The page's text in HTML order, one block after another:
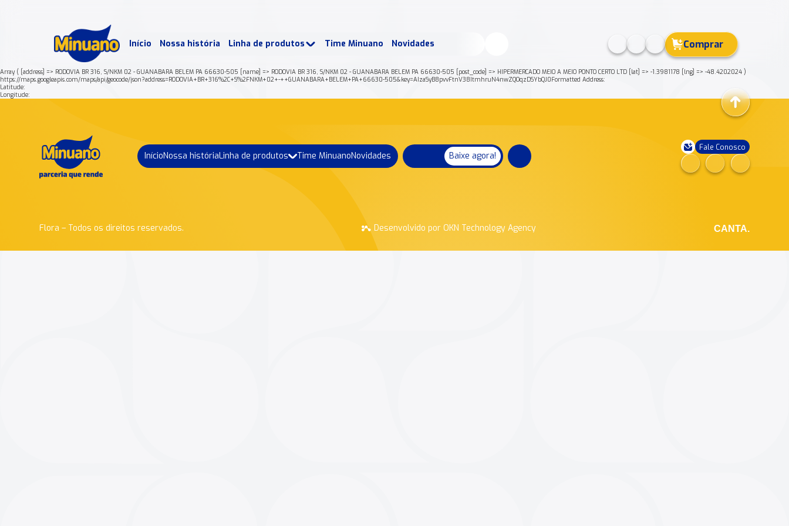
Início Nossa história Linha de produtos Time Minuano Novidades Comprar
Array ( [address] => RODOVIA BR 316, S/NKM 02 - GUANABARA BELEM PA 66630-505 [name] => RODOVIA BR 316, S/NKM 02 - GUANABARA BELEM PA 66630-505 [post_code] => HIPERMERCADO MEIO A MEIO PONTO CERTO LTD [lat] => -1.3981178 [lng] => -48.4202024 )
https://maps.googleapis.com/maps/api/geocode/json?address=RODOVIA+BR+316%2C+S%2FNKM+02+-++GUANABARA+BELEM+PA+66630-505&key=AIzaSyB8pvvFtnV38ItmhruN4nwZQOqzDSYbQJ0Formatted Address:
Latitude:
Longitude:
InícioNossa históriaLinha de produtos Time MinuanoNovidades Baixe agora!
Fale Conosco
Flora – Todos os direitos reservados. Desenvolvido por OKN Technology Agency CANTA.